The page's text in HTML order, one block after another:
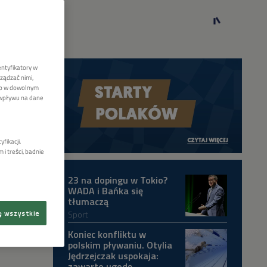
23 na dopingu w Tokio?
WADA i Bańka się
tłumaczą
Sport
Koniec konfliktu w
polskim pływaniu. Otylia
Jędrzejczak uspokaja:
w
nimi,
w dowolnym
na dane
i treści, badnie
wszystkie